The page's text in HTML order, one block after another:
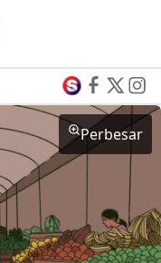
Perbesar